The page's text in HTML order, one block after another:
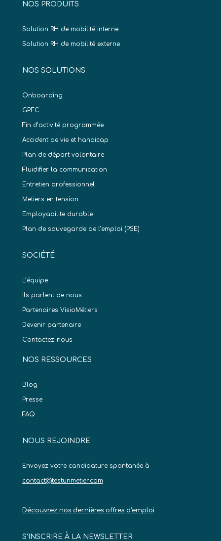
NOS PRODUITS
Solution RH de mobilité interne
Solution RH de mobilité externe
NOS SOLUTIONS
Onboarding
GPEC
Fin d’activité programmée
Accident de vie et handicap
Plan de départ volontaire
Fluidifier la communication
Entretien professionnel
Metiers en tension
Employabilite durable
Plan de sauvegarde de l’emploi (PSE)
SOCIÉTÉ
L’équipe
Ils parlent de nous
Partenaires VisioMétiers
Devenir partenaire
Contactez-nous
NOS RESSOURCES
Blog
Presse
FAQ
NOUS REJOINDRE
Envoyez votre candidature spontanée à
contact@testunmetier.com
Découvrez nos dernières offres d’emploi
S’INSCRIRE À LA NEWSLETTER